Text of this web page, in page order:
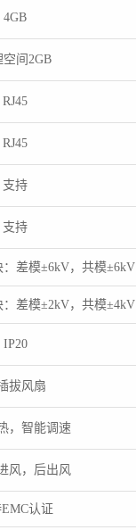
4GB
空间2GB
RJ45
RJ45
支持
支持
差模±6kV，共模±6kV
差模±2kV，共模±4kV
IP20
拔风扇
，智能调速
风，后出风
认证